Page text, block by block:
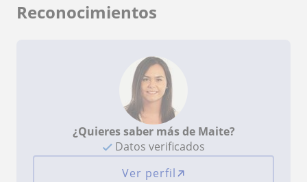
Reconocimientos
¿Quieres saber más de Maite?
Datos verificados
Ver perfil